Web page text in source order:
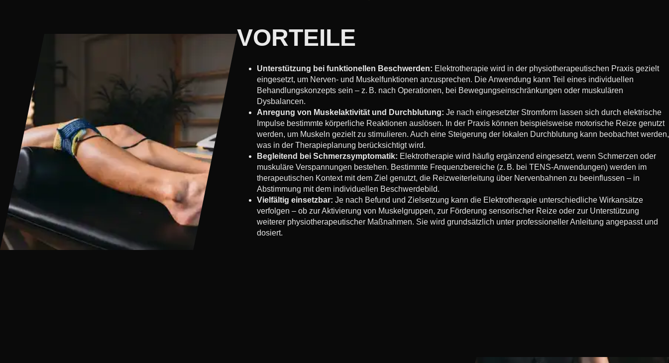
VORTEILE
Unterstützung bei funktionellen Beschwerden: Elektrotherapie wird in der physiotherapeutischen Praxis gezielt
eingesetzt, um Nerven- und Muskelfunktionen anzusprechen. Die Anwendung kann Teil eines individuellen
Behandlungskonzepts sein – z. B. nach Operationen, bei Bewegungseinschränkungen oder muskulären
Dysbalancen.
Anregung von Muskelaktivität und Durchblutung: Je nach eingesetzter Stromform lassen sich durch elektrische
Impulse bestimmte körperliche Reaktionen auslösen. In der Praxis können beispielsweise motorische Reize genutzt
werden, um Muskeln gezielt zu stimulieren. Auch eine Steigerung der lokalen Durchblutung kann beobachtet werden,
was in der Therapieplanung berücksichtigt wird.
Begleitend bei Schmerzsymptomatik: Elektrotherapie wird häufig ergänzend eingesetzt, wenn Schmerzen oder
muskuläre Verspannungen bestehen. Bestimmte Frequenzbereiche (z. B. bei TENS-Anwendungen) werden im
therapeutischen Kontext mit dem Ziel genutzt, die Reizweiterleitung über Nervenbahnen zu beeinflussen – in
Abstimmung mit dem individuellen Beschwerdebild.
Vielfältig einsetzbar: Je nach Befund und Zielsetzung kann die Elektrotherapie unterschiedliche Wirkansätze
verfolgen – ob zur Aktivierung von Muskelgruppen, zur Förderung sensorischer Reize oder zur Unterstützung
weiterer physiotherapeutischer Maßnahmen. Sie wird grundsätzlich unter professioneller Anleitung angepasst und
dosiert.